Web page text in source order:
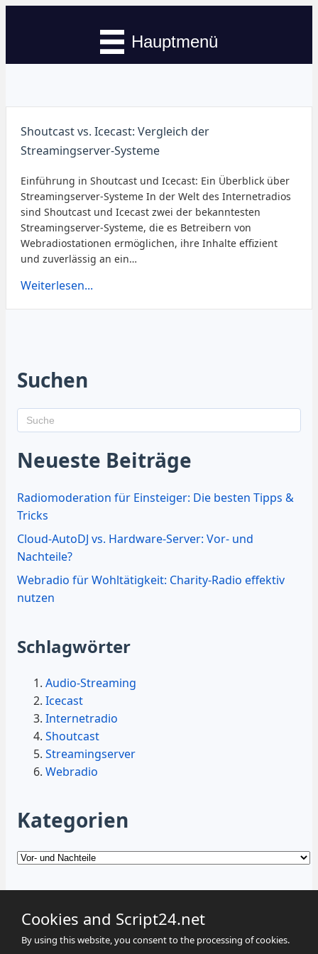
Hauptmenü
Shoutcast vs. Icecast: Vergleich der
Streamingserver-Systeme
Einführung in Shoutcast und Icecast: Ein Überblick über
Streamingserver-Systeme In der Welt des Internetradios
sind Shoutcast und Icecast zwei der bekanntesten
Streamingserver-Systeme, die es Betreibern von
Webradiostationen ermöglichen, ihre Inhalte effizient
und zuverlässig an ein…
Weiterlesen...
Suchen
Neueste Beiträge
Radiomoderation für Einsteiger: Die besten Tipps &
Tricks
Cloud-AutoDJ vs. Hardware-Server: Vor- und
Nachteile?
Webradio für Wohltätigkeit: Charity-Radio effektiv
nutzen
Schlagwörter
Audio-Streaming
Icecast
Internetradio
Shoutcast
Streamingserver
Webradio
Kategorien
Kategorien
Cookies and Script24.net
By using this website, you consent to the processing of cookies.